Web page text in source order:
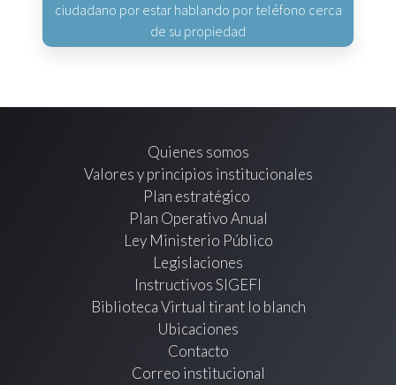
ciudadano por estar hablando por teléfono cerca
de su propiedad
Quienes somos
Valores y principios institucionales
Plan estratégico
Plan Operativo Anual
Ley Ministerio Público
Legislaciones
Instructivos SIGEFI
Biblioteca Virtual tirant lo blanch
Ubicaciones
Contacto
Correo institucional